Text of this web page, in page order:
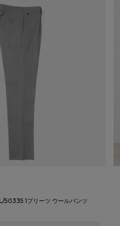
1プリーツ ウールパンツ